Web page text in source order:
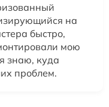
на
быстро,
мою
знаю, куда
проблем.